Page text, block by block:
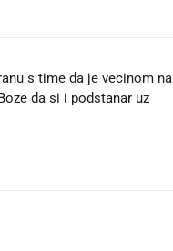
s time da je vecinom na
da si i podstanar uz